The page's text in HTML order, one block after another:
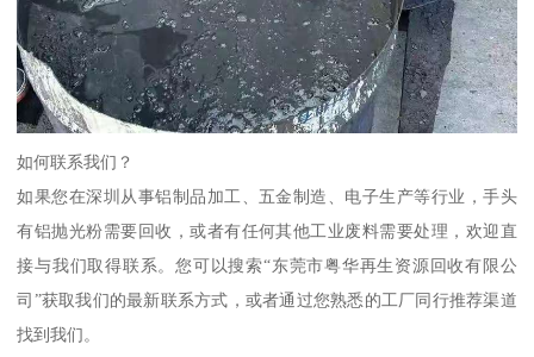
如何联系我们？
如果您在深圳从事铝制品加工、五金制造、电子生产等行业，手头
有铝抛光粉需要回收，或者有任何其他工业废料需要处理，欢迎直
接与我们取得联系。您可以搜索“东莞市粤华再生资源回收有限公
司”获取我们的最新联系方式，或者通过您熟悉的工厂同行推荐渠道
找到我们。